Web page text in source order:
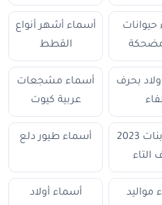
حيوانات
أسماء أشهر أنواع
القطط
بحرف
أسماء مشجعات
عربية كيوت
اسماء بنات 2023
التاء
أسماء طيور دلع
مواليد
أسماء أولاد